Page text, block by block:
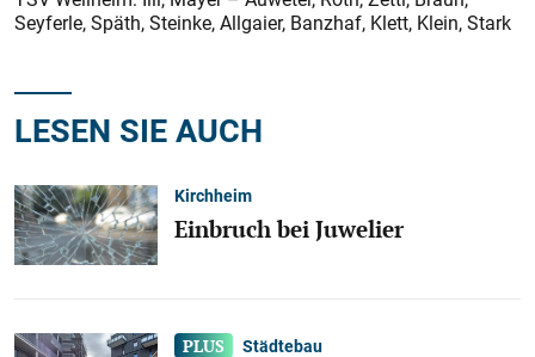
Seyferle, Späth, Steinke, Allgaier, Banzhaf, Klett, Klein, Stark
LESEN SIE AUCH
Kirchheim
Einbruch bei Juwelier
Städtebau